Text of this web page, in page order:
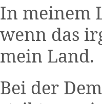
In meinem
wenn das
mein Land.
Bei der